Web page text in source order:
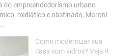
do empreendedorismo urbano
midiático e obstinado, Maroni
Como modernizar sua
casa com vidros? Veja 9